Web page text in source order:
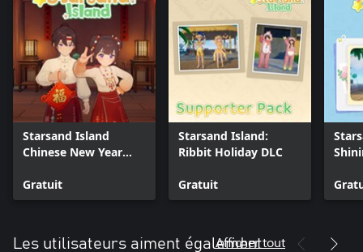
Starsand Island
Chinese New Year
DLC
Gratuit
Starsand Island:
Ribbit Holiday DLC
Gratuit
Les utilisateurs aiment également
Afficher tout